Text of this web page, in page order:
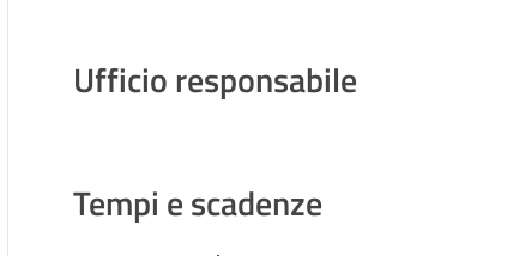
Ufficio responsabile
Tempi e scadenze